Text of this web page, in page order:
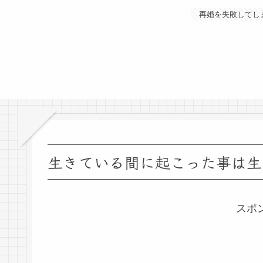
再婚を失敗してし
生きている間に起こった事は
スポ